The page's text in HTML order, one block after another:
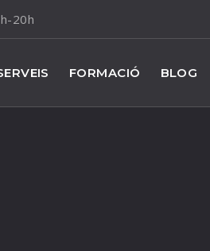
20h
FORMACIÓ BLOG